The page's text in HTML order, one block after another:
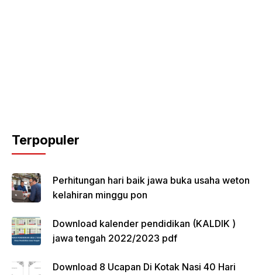
Terpopuler
Perhitungan hari baik jawa buka usaha weton
kelahiran minggu pon
Download kalender pendidikan (KALDIK )
jawa tengah 2022/2023 pdf
Download 8 Ucapan Di Kotak Nasi 40 Hari